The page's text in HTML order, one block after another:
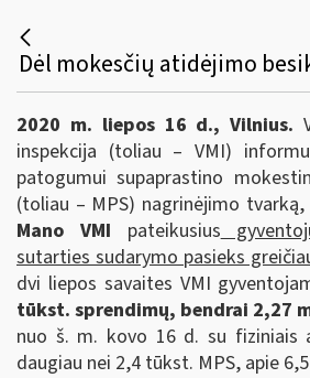
2020 m. liepos 16 d., Vilnius.
inspekcija (toliau – VMI)
patogumui supaprastino
(toliau – MPS) nagrinėjimo
Mano VMI pateikusius
sutarties sudarymo pasieks
dvi liepos savaites VMI
tūkst. sprendimų, bendrai 2,27
nuo š. m. kovo 16 d. su fiziniais
daugiau nei 2,4 tūkst. MPS, apie